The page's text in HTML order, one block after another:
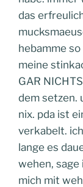
das
hebamme
meine
GAR
dem setzen.
nix. pda ist
verkabelt.
lange es
wehen, sage
mich mit